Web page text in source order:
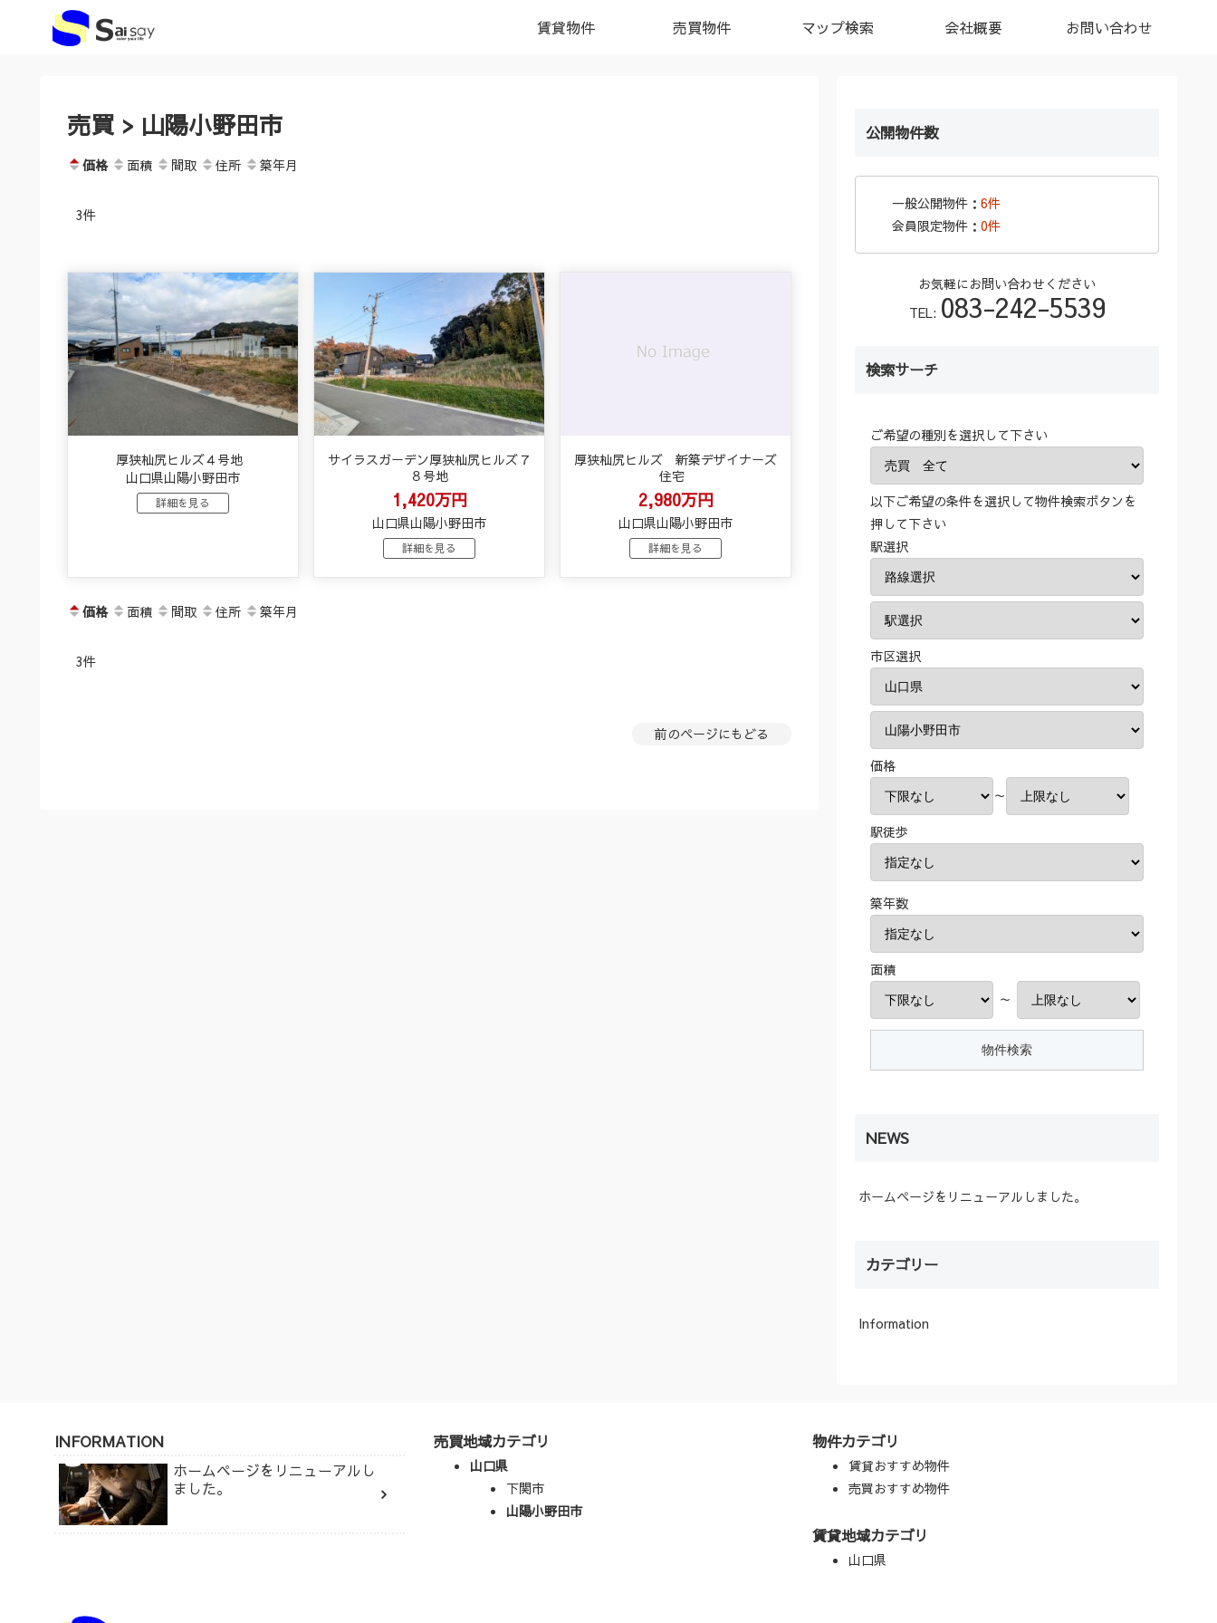
賃貸物件 売買物件 マップ検索 会社概要 お問い合わせ
売買 > 山陽小野田市
価格 面積 間取 住所 築年月
3件
厚狭杣尻ヒルズ４号地
山口県山陽小野田市
詳細を見る
サイラスガーデン厚狭杣尻ヒルズ７
８号地
1,420万円
山口県山陽小野田市
詳細を見る
厚狭杣尻ヒルズ 新築デザイナーズ
住宅
2,980万円
山口県山陽小野田市
詳細を見る
価格 面積 間取 住所 築年月
3件
前のページにもどる
公開物件数
一般公開物件： 6件
会員限定物件： 0件
お気軽にお問い合わせください
TEL: 083-242-5539
検索サーチ
ご希望の種別を選択して下さい
以下ご希望の条件を選択して物件検索ボタンを
押して下さい
駅選択
市区選択
価格
～
駅徒歩
築年数
面積
～
NEWS
ホームページをリニューアルしました。
カテゴリー
Information
INFORMATION
ホームページをリニューアルし
ました。
売買地域カテゴリ
山口県
下関市
山陽小野田市
物件カテゴリ
賃貸おすすめ物件
売買おすすめ物件
賃貸地域カテゴリ
山口県